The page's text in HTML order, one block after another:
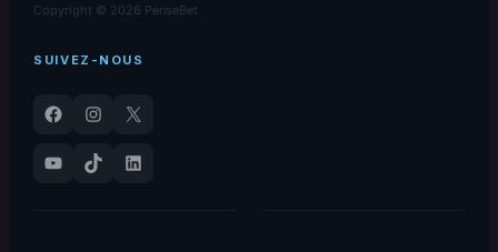
Copyright © 2026 PenseBet
SUIVEZ-NOUS
Facebook Instagram
X
YouTube
TikTok LinkedIn